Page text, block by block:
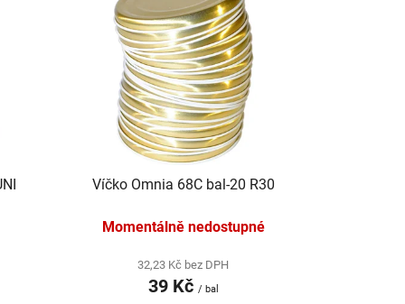
t
Víčko Omnia 68C bal-20 R30
Momentálně nedostupné
32,23 Kč bez DPH
39 Kč / bal